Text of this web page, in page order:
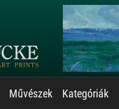
Művészek Kategóriák